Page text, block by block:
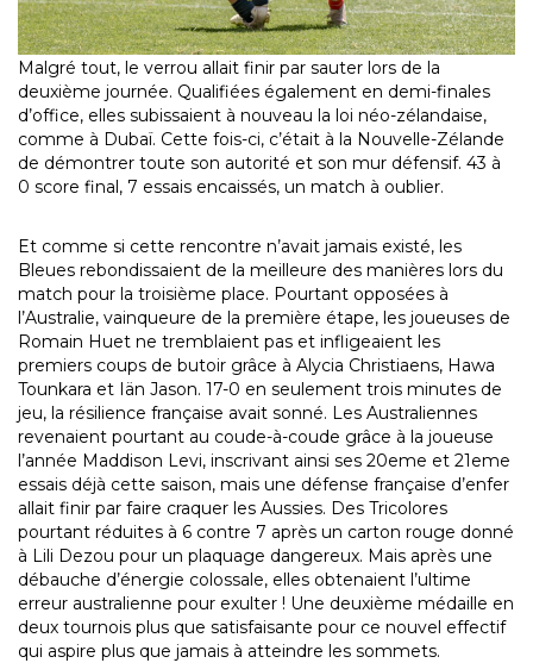
Malgré tout, le verrou allait finir par sauter lors de la
deuxième journée. Qualifiées également en demi-finales
d’office, elles subissaient à nouveau la loi néo-zélandaise,
comme à Dubaï. Cette fois-ci, c’était à la Nouvelle-Zélande
de démontrer toute son autorité et son mur défensif. 43 à
0 score final, 7 essais encaissés, un match à oublier.
Et comme si cette rencontre n’avait jamais existé, les
Bleues rebondissaient de la meilleure des manières lors du
match pour la troisième place. Pourtant opposées à
l’Australie, vainqueure de la première étape, les joueuses de
Romain Huet ne tremblaient pas et infligeaient les
premiers coups de butoir grâce à Alycia Christiaens, Hawa
Tounkara et Iän Jason. 17-0 en seulement trois minutes de
jeu, la résilience française avait sonné. Les Australiennes
revenaient pourtant au coude-à-coude grâce à la joueuse
l’année Maddison Levi, inscrivant ainsi ses 20eme et 21eme
essais déjà cette saison, mais une défense française d’enfer
allait finir par faire craquer les Aussies. Des Tricolores
pourtant réduites à 6 contre 7 après un carton rouge donné
à Lili Dezou pour un plaquage dangereux. Mais après une
débauche d’énergie colossale, elles obtenaient l’ultime
erreur australienne pour exulter ! Une deuxième médaille en
deux tournois plus que satisfaisante pour ce nouvel effectif
qui aspire plus que jamais à atteindre les sommets.